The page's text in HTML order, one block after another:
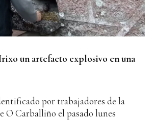
un artefacto explosivo en una
por trabajadores de la
O Carballiño el pasado lunes